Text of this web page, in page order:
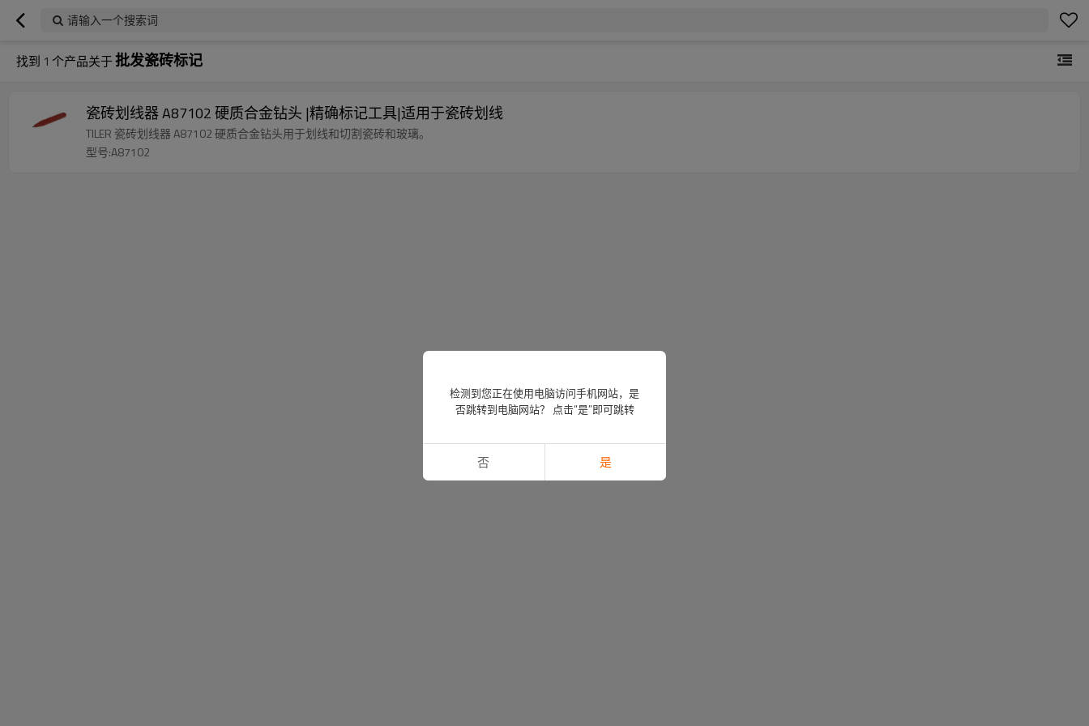
请输入一个搜索词
找到 1 个产品关于批发瓷砖标记
瓷砖划线器 A87102 硬质合金钻头 |精确标记工具|适用于瓷砖划线
TILER 瓷砖划线器 A87102 硬质合金钻头用于划线和切割瓷砖和玻璃。
型号:A87102
检测到您正在使用电脑访问手机网站，是
否跳转到电脑网站？ 点击“是”即可跳转
否 是